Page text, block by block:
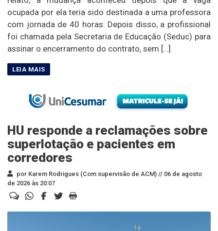
ocupada por ela teria sido destinada a uma professora
com jornada de 40 horas. Depois disso, a profissional
foi chamada pela Secretaria de Educação (Seduc) para
assinar o encerramento do contrato, sem […]
HU responde a reclamações sobre
superlotação e pacientes em
corredores
por Karem Rodrigues (Com supervisão de ACM) // 06 de agosto
de 2026 às 20:07